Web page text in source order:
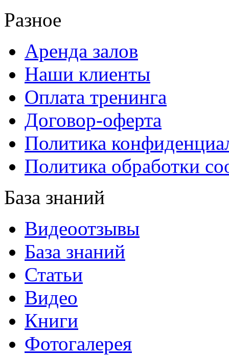
Разное
Аренда залов
Наши клиенты
Оплата тренинга
Договор-оферта
Политика
Политика обработки
База знаний
Видеоотзывы
База знаний
Статьи
Видео
Книги
Фотогалерея